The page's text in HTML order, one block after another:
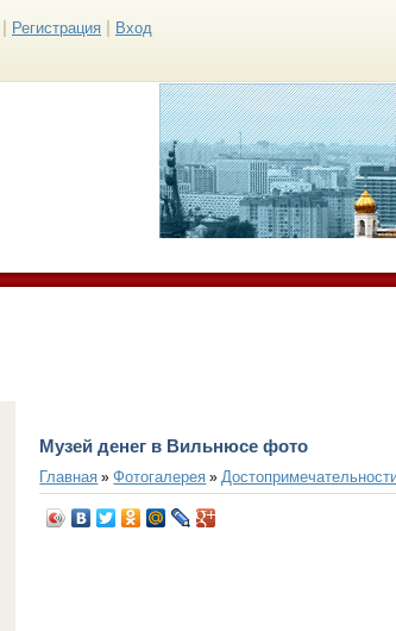
Регистрация Вход
Музей денег в Вильнюсе фото
Главная »Фотогалерея »